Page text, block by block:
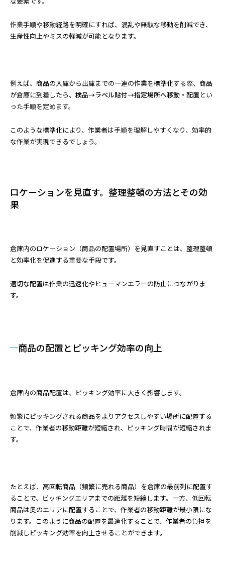
作業手順や移動経路を明確にすれば、混乱や無駄な移動を削減でき、
生産性向上やミスの軽減が可能となります。
例えば、商品の入庫から出庫までの一連の作業を標準化する際、商品
が倉庫に到着したら、検品→ラベル貼付→指定場所へ移動・配置とい
った手順を定めます。
このような標準化により、作業者は手順を理解しやすくなり、効率的
な作業が実現できるでしょう。
ロケーションを見直す。整理整頓の方法とその効
果
倉庫内のロケーション（商品の配置場所）を見直すことは、整理整頓
と効率化を促進する重要な手段です。
適切な配置は作業の迅速化やヒューマンエラーの防止につながりま
す。
商品の配置とピッキング効率の向上
倉庫内の商品配置は、ピッキング効率に大きく影響します。
頻繁にピッキングされる商品をよりアクセスしやすい場所に配置する
ことで、作業者の移動距離が短縮され、ピッキング時間が短縮されま
す。
たとえば、高回転商品（頻繁に売れる商品）を倉庫の最前列に配置す
ることで、ピッキングエリアまでの距離を短縮します。一方、低回転
商品は奥のエリアに配置することで、作業者の移動距離が最小限にな
ります。このように商品の配置を最適化することで、作業者の負担を
削減しピッキング効率を向上させることができます。